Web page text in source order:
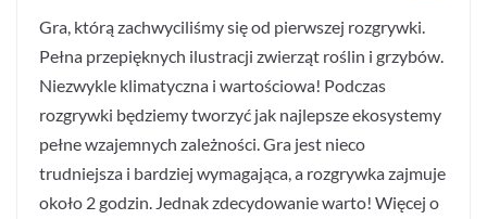
Gra, którą zachwyciliśmy się od pierwszej rozgrywki.
Pełna przepięknych ilustracji zwierząt roślin i grzybów.
Niezwykle klimatyczna i wartościowa! Podczas
rozgrywki będziemy tworzyć jak najlepsze ekosystemy
pełne wzajemnych zależności. Gra jest nieco
trudniejsza i bardziej wymagająca, a rozgrywka zajmuje
około 2 godzin. Jednak zdecydowanie warto! Więcej o